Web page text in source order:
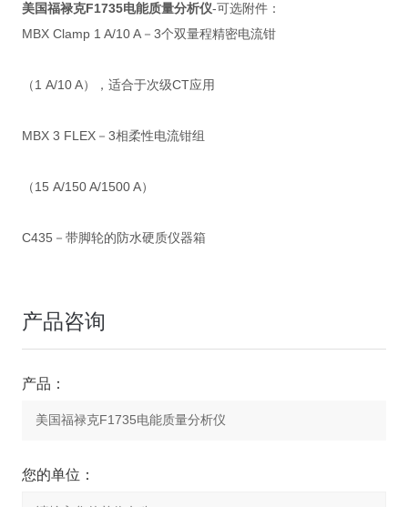
美国福禄克F1735电能质量分析仪-可选附件：
MBX Clamp 1 A/10 A－3个双量程精密电流钳
（1 A/10 A），适合于次级CT应用
MBX 3 FLEX－3相柔性电流钳组
（15 A/150 A/1500 A）
C435－带脚轮的防水硬质仪器箱
产品咨询
产品：
您的单位：